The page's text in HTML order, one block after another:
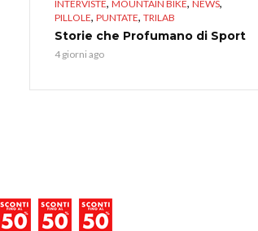
INTERVISTE, MOUNTAIN BIKE, NEWS,
PILLOLE, PUNTATE, TRILAB
Storie che Profumano di Sport
4 giorni ago